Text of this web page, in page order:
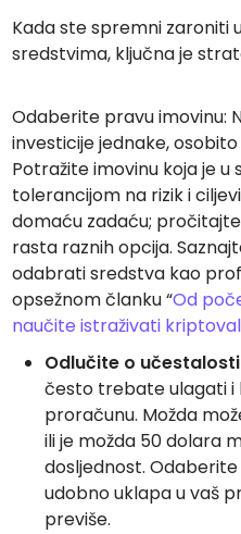
Kada ste spremni zaroniti
sredstvima, ključna je
Odaberite pravu imovinu:
investicije jednake,
Potražite imovinu koja je u
tolerancijom na rizik i
domaću zadaću;
rasta raznih opcija.
odabrati sredstva kao
opsežnom članku “Od
naučite istraživati
Odlučite o
često trebate ulagati i
proračunu. Možda
ili je možda 50 dolara
dosljednost.
udobno uklapa u vaš
previše.